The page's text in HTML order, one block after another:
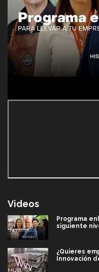
Videos
Programa
siguiente
¿Quieres
Innovación